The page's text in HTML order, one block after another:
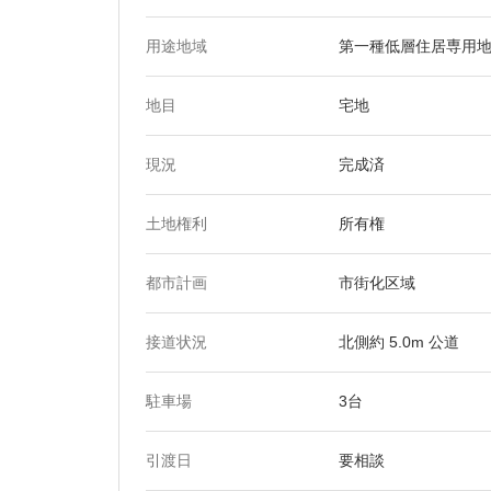
用途地域 第一種低層住居専用
地目 宅地
現況 完成済
土地権利 所有権
都市計画 市街化区域
接道状況 北側約 5.0m 公道
駐車場 3台
引渡日 要相談